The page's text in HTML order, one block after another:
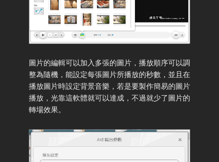
圖片的編輯可以加入多張的圖片，播放順序可以調
整為隨機，能設定每張圖片所播放的秒數，並且在
播放圖片時設定背景音樂，若是要製作簡易的圖片
播放，光靠這軟體就可以達成，不過就少了圖片的
轉場效果。